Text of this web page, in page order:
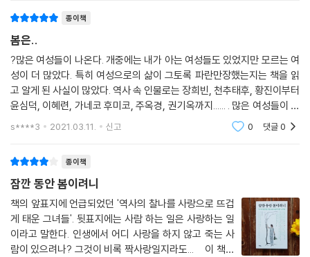
6년을 살아야겠습니다.”
---「청산리 벽계수야 쉬이 감을 자랑 마라 - 황진이」중에서
계섬은 서울의 이름난 부자 한상찬과 같이 살았다. 한상찬은 계섬에게 재
물을 아끼지 않았지만 계섬이 바라는 것은 부귀가 아니었다. 자신을 자신
그대로 사랑해 줄 사람이 필요했다. 하지만 한상찬은 그런 사람이 아니었
다. 계섬은 경치 아름다운 관동에 가서 살고자 했다. 그녀가 서울을 떠난다
는 소문이 일자 계섬을 아끼는 양반들이 몰려와 만류하고자 했다. 계섬은
여삐 여기시기 때문입니다. 하지만 저는 이제 곧 늙을 것이고, 그리되면 공
들께서는 저를 본체만체하시겠죠. 그때는 후회해도 늦습니다. 그러니 지금
제가 공들을 버려, 공들이 저를 버리지 못하게 할 뿐입니다. 제가 남을 버리
지, 남이 저를 버리게 되기를 원하지 않습니다.”
---「세상만사가 다 한바탕 꿈 - 계섬」중에서
종이책
봄은..
?많은 여성들이 나온다. 개중에는 내가 아는 여성들도 있었지만 모르는 여
성이 더 많았다. 특히 여성으로의 삶이 그토록 파란만장했는지는 책을 읽
고 알게 된 사실이 많았다. 역사 속 인물로는 장희빈, 천추태후, 황진이부터
윤심덕, 이혜련, 가네코 후미코, 주옥경, 권기옥까지...... . 많은 여성들이 각
자의 상황 속에서 최선의 선택을 하면서 삶을 살아왔다. 그중 내게 가장 인
s****3 2021.03.11. 신고 0 댓글0
종이책
잠깐 동안 봄이려니
책의 앞표지에 언급되었던 '역사의 찰나를 사랑으로 뜨겁
게 태운 그녀들'. 뒷표지에는 사람 하는 일은 사랑하는 일
이라고 말한다. 인생에서 어디 사랑을 하지 않고 죽는 사
람이 있으려나? 그것이 비록 짝사랑일지라도... 이 책의